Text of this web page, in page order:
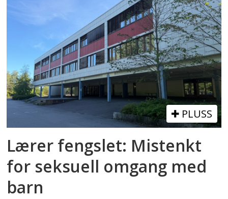
PLUSS
Lærer fengslet: Mistenkt
for seksuell omgang med
barn